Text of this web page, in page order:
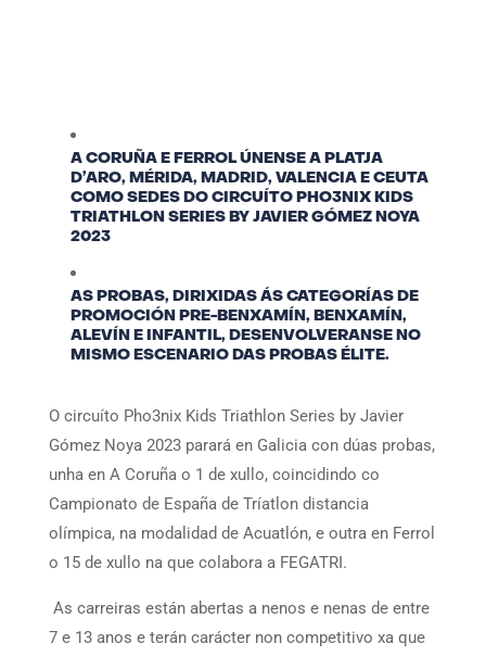
A CORUÑA E FERROL ÚNENSE A PLATJA
D’ARO, MÉRIDA, MADRID, VALENCIA E CEUTA
COMO SEDES DO CIRCUÍTO PHO3NIX KIDS
TRIATHLON SERIES BY JAVIER GÓMEZ NOYA
2023
AS PROBAS, DIRIXIDAS ÁS CATEGORÍAS DE
PROMOCIÓN PRE-BENXAMÍN, BENXAMÍN,
ALEVÍN E INFANTIL, DESENVOLVERANSE NO
MISMO ESCENARIO DAS PROBAS ÉLITE.
O circuíto Pho3nix Kids Triathlon Series by Javier
Gómez Noya 2023 parará en Galicia con dúas probas,
unha en A Coruña o 1 de xullo, coincidindo co
Campionato de España de Tríatlon distancia
olímpica, na modalidad de Acuatlón, e outra en Ferrol
o 15 de xullo na que colabora a FEGATRI.
As carreiras están abertas a nenos e nenas de entre
7 e 13 anos e terán carácter non competitivo xa que